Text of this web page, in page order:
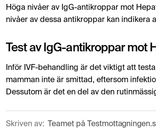
Höga nivåer av IgG-antikroppar mot
nivåer av dessa antikroppar kan indikera
Test av IgG-antikroppar mot
Inför IVF-behandling är det viktigt att
mamman inte är smittad, eftersom
Dessutom är det en del av den
Skriven av: Teamet på